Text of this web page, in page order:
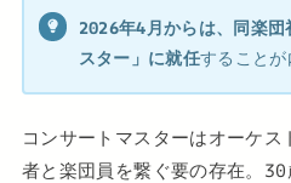
2026年4月からは、同楽
スター」に就任すること
コンサートマスターはオーケ
者と楽団員を繋ぐ要の存在。